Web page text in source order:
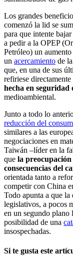
Los grandes
comenzó la lid se
para que intente
a pedir a la OPEP
Petróleo) un
un acercamiento de
que, en una de sus
refiriese
hecha en seguridad
medioambiental.
Junto a todo lo
reducción del
similares a las
negociaciones en
Taiwán –líder en la
que la preocupación
consecuencias del
orientada tanto a
competir con China
Todo apunta a que la
legislativos, a pocos
en un segundo plano
posibilidad de una
insospechadas.
Si te gusta este